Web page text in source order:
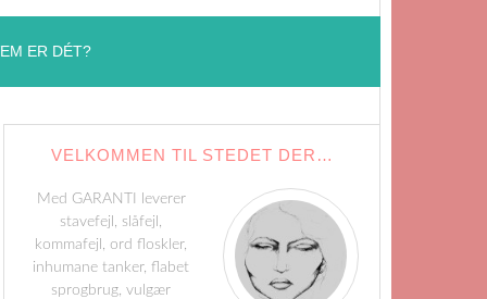
ER DÉT?
VELKOMMEN TIL STEDET DER…
Med GARANTI leverer
stavefejl, slåfejl,
kommafejl, ord floskler,
inhumane tanker, flabet
sprogbrug, vulgær